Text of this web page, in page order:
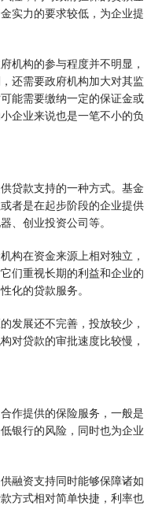
实力的要求较低，为企业提
机构的参与程度并不明显，
还需要政府机构加大对其监
能需要缴纳一定的保证金或
企业来说也是一笔不小的负
贷款支持的一种方式。基金
者是在起步阶段的企业提供
、创业投资公司等。
构在资金来源上相对独立，
们重视长期的利益和企业的
化的贷款服务。
发展还不完善，投放较少，
对贷款的审批速度比较慢，
作提供的保险服务，一般是
银行的风险，同时也为企业
融资支持同时能够保障诸如
方式相对简单快捷，利率也